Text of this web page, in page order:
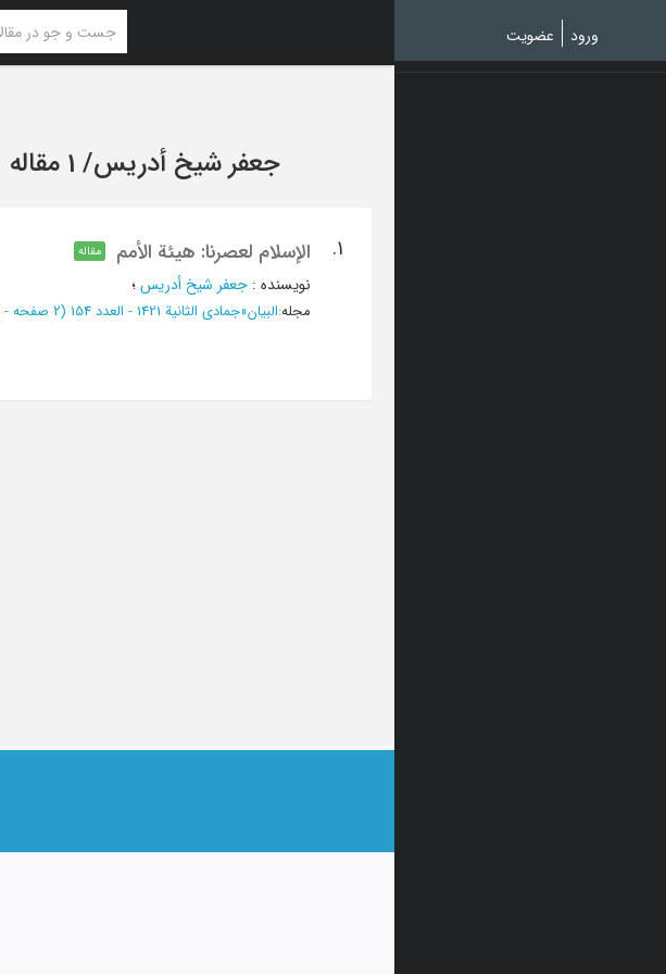
ورود عضویت
جعفر شیخ أدریس/ 1 مقاله
1. الإسلام لعصرنا: هیئة الأمم مقاله
نویسنده : جعفر شیخ أدریس؛
مجله:البیان»جمادی الثانیة 1421 - العدد 154 (‎2 صفحه -